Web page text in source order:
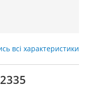
всі характеристики